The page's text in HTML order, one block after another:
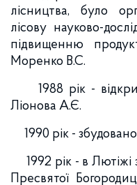
лісництва, було
лісову науково-
підвищенню
Моренко В.С.
1988 рік -
Ліонова А.Є.
1990 рік -
1992 рік - в Лютіжі
Пресвятої